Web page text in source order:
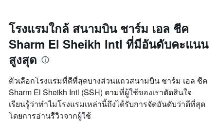
ดง
เฉลี่ย
ของ
ห้อง
วัน
ที่
เข้า
พัก
แผนภูมิ
มี
X
1
แกน
โรงแรมใกล้ สนามบิน ชาร์ม เอล ชีค
Sharm El Sheikh Intl ที่มีอันดับคะแนน
สูงสุด
ตัวเลือกโรงแรมที่ดีที่สุดบางส่วนแถวสนามบิน ชาร์ม เอล ชีค
Sharm El Sheikh Intl (SSH) ตามที่ผู้ใช้ของเราตัดสินใจ
เรียนรู้ว่าทำไมโรงแรมเหล่านี้ถึงได้รับการจัดอันดับว่าดีที่สุด
โดยการอ่านรีวิวจากผู้ใช้